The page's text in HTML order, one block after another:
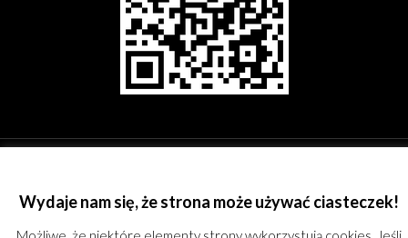
WordPress
Wydaje nam się, że strona może używać ciasteczek!